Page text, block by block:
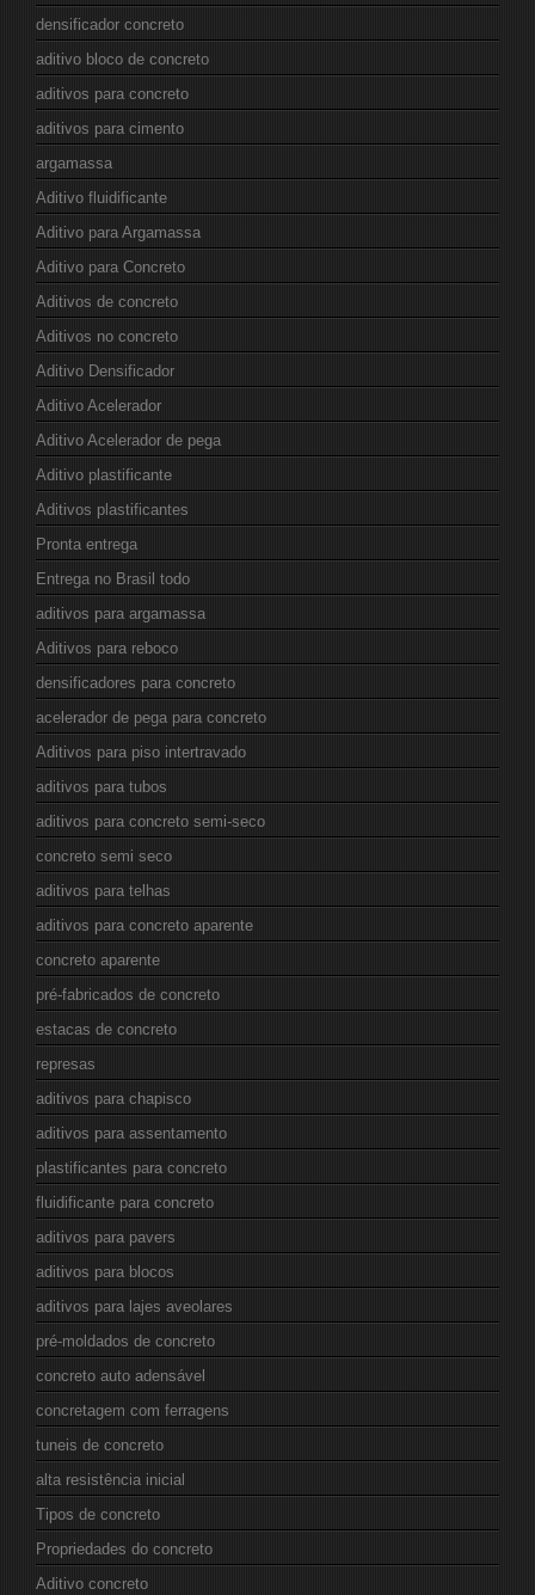
densificador concreto
aditivo bloco de concreto
aditivos para concreto
aditivos para cimento
argamassa
Aditivo fluidificante
Aditivo para Argamassa
Aditivo para Concreto
Aditivos de concreto
Aditivos no concreto
Aditivo Densificador
Aditivo Acelerador
Aditivo Acelerador de pega
Aditivo plastificante
Aditivos plastificantes
Pronta entrega
Entrega no Brasil todo
aditivos para argamassa
Aditivos para reboco
densificadores para concreto
acelerador de pega para concreto
Aditivos para piso intertravado
aditivos para tubos
aditivos para concreto semi-seco
concreto semi seco
aditivos para telhas
aditivos para concreto aparente
concreto aparente
pré-fabricados de concreto
estacas de concreto
represas
aditivos para chapisco
aditivos para assentamento
plastificantes para concreto
fluidificante para concreto
aditivos para pavers
aditivos para blocos
aditivos para lajes aveolares
pré-moldados de concreto
concreto auto adensável
concretagem com ferragens
tuneis de concreto
alta resistência inicial
Tipos de concreto
Propriedades do concreto
Aditivo concreto